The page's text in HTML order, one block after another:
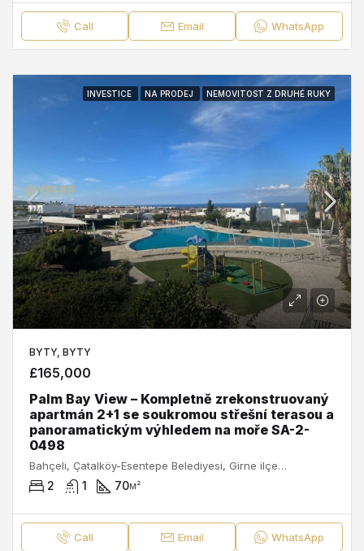
Call Email WhatsApp
INVESTICE NA PRODEJ NEMOVITOST Z DRUHÉ RUKY
BYTY, BYTY
£165,000
Palm Bay View – Kompletně zrekonstruovaný
apartmán 2+1 se soukromou střešní terasou a
panoramatickým výhledem na moře SA-2-
0498
Bahçeli, Çatalköy-Esentepe Belediyesi, Girne ilçesi, Kuzey Kıbrıs, 99410, Κύπρος - Kıbrıs
2 1 70м²
Call Email WhatsApp